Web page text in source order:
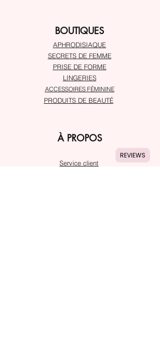
BOUTIQUES
APHRODISIAQUE
SECRETS DE FEMME
PRISE DE FORME
LINGERIES
ACCESSOIRES FÉMININE
PRODUITS DE BEAUTÉ
À PROPOS
Service client
REVIEWS